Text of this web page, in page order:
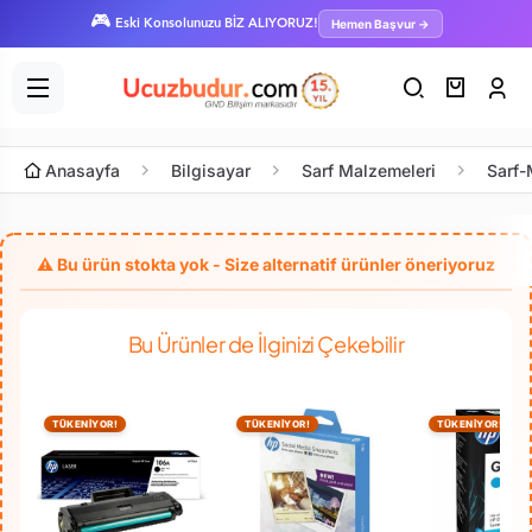
🎮 Eski Konsolunuzu BİZ ALIYORUZ! Hemen Başvur →
Anasayfa Bilgisayar Sarf Malzemeleri Sarf-
Bu Ürünler de İlginizi Çekebilir
TÜKENİYOR! TÜKENİYOR! TÜKENİYOR!